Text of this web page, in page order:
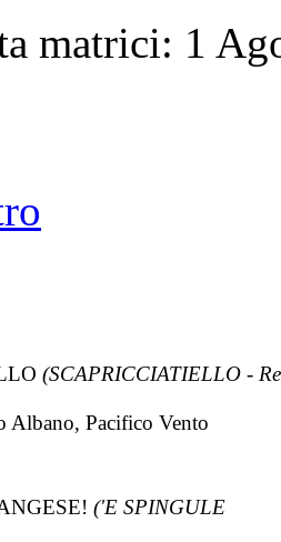
matrici: 1
(SCAPRICCIATIELLO -
Albano, Pacifico Vento
('E SPINGULE